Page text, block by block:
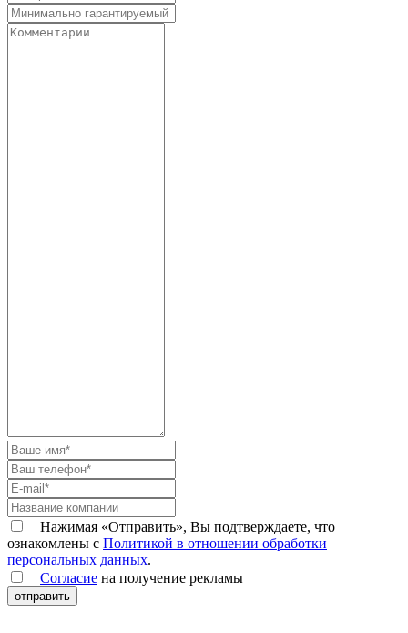
Нажимая «Отправить», Вы подтверждаете, что
ознакомлены с Политикой в отношении обработки
персональных данных.
Согласие на получение рекламы
отправить